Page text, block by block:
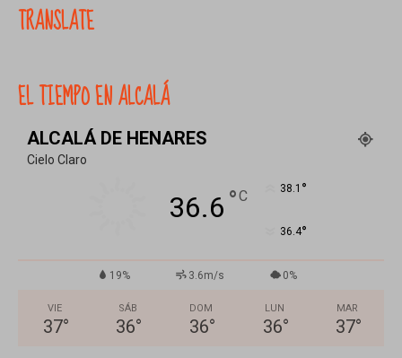
TRANSLATE
EL TIEMPO EN ALCALÁ
ALCALÁ DE HENARES
Cielo Claro
36.6 °C 38.1 °
36.4°
19% 3.6m/s 0%
VIE
37°
SÁB
36°
DOM
36°
LUN
36°
MAR
37°